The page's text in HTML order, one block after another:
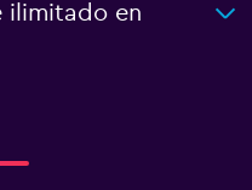
ilimitado en